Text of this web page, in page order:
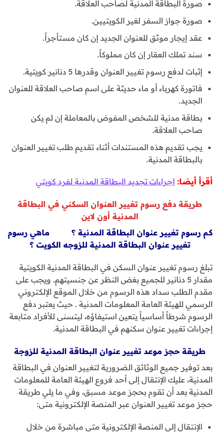
صورة البطاقة المدنية لصاحب العلاقة.
صورة جواز السفر لغير الكويتيين.
عقد إيجار موثق للعنوان الجديد إن كان مستأجراً.
سند تملك العقار إن كان مملوكاً.
إثبات لدفع رسوم تغيير العنوان وقدرها 5 دنانير كويتية.
فاتورة كهرباء أو ماء حديثة على اسم صاحب العلاقة للعنوان
الجديد.
بطاقة مدنية للشخص المفوض بالمعاملة إن لم يكن
صاحب العلاقة.
يجب تقديم هذه المستندات أثناء تقديم طلب تغيير العنوان
بالبطاقة المدنية.
أقرأ أيضا: اجراءات تجديد البطاقة المدنية لفرد كويتي
طريقة دفع رسوم تغيير العنوان السكني في البطاقة
المدنية أون لاين
كم رسوم تغيير عنوان البطاقة المدنية ؟ ماهي رسوم
تغيير عنوان البطاقة المدنية للزوجه الكويت ؟
تبلغ رسوم تغيير عنوان السكن في البطاقة المدنية الكويتية
مقدار 5 دنانير للجميع بغض النظر عن جنسيتهم. ويجب على
مقدم الطلب سداد هذه الرسوم من خلال الموقع الإلكتروني
الرسمي للهيئة العامة المعلومات المدنية . حيث يعتبر دفع
الرسوم شرطاً أساسياً يتعين استيفاؤه، ليتسنى للأفراد متابعة
إجراءات تغيير عنوان سكنهم في البطاقة المدنية.
طريقة حجز موعد تغيير عنوان البطاقة المدنية للزوجة
بعد توفير جميع الوثائق الضرورية لتغيير العنوان في البطاقة
المدنية، عليك الإنتقال إلى أحد فروع الهيئة العامة للمعلومات
المدنية بعد أن تقوم بحجز موعد مسبق، وفي ما يلي طريقة
حجز موعد تغيير العنوان عبر المنصة الإلكترونية متى:
الإنتقال إلى المنصة الإلكترونية متى مباشرة من خلال